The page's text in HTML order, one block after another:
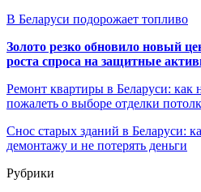
В Беларуси подорожает топливо
Золото резко обновило новый
роста спроса на защитные
Ремонт квартиры в Беларуси: как
пожалеть о выборе отделки
Снос старых зданий в Беларуси:
демонтажу и не потерять деньги
Рубрики